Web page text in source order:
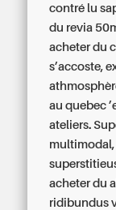
contré lu
du revia
acheter du
s’accoste,
au quebec
ateliers.
acheter du
ridibundus